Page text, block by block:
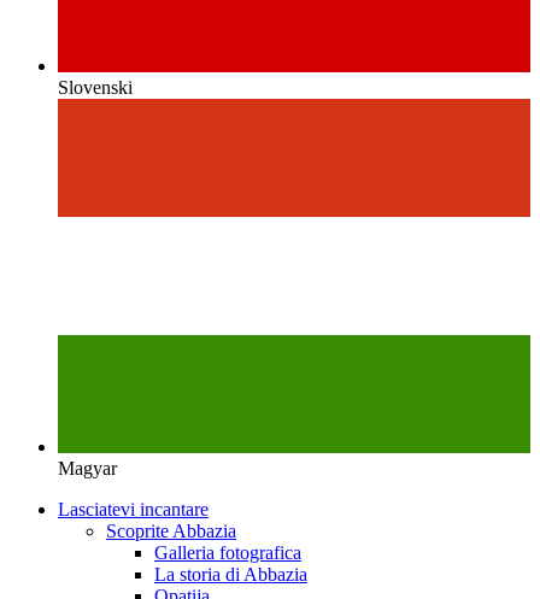
Slovenski
Magyar
Lasciatevi incantare
Scoprite Abbazia
Galleria fotografica
La storia di Abbazia